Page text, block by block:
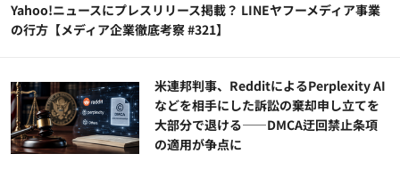
Yahoo!ニュースにプレスリリース掲載？ LINEヤフーメディア事業
の行方【メディア企業徹底考察 #321】
米連邦判事、RedditによるPerplexity AI
などを相手にした訴訟の棄却申し立てを
大部分で退ける——DMCA迂回禁止条項
の適用が争点に